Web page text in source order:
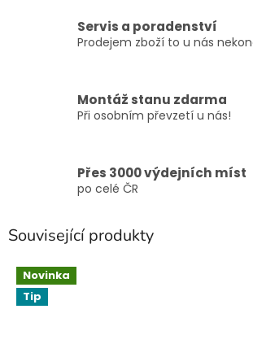
Servis a poradenství
Prodejem zboží to u nás
Montáž stanu zdarma
Při osobním převzetí u nás!
Přes 3000 výdejních míst
po celé ČR
Související produkty
Novinka
Tip